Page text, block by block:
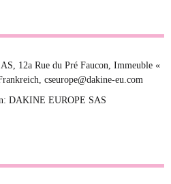
12a Rue du Pré Faucon, Immeuble «
cseurope@dakine-eu.com
DAKINE EUROPE SAS